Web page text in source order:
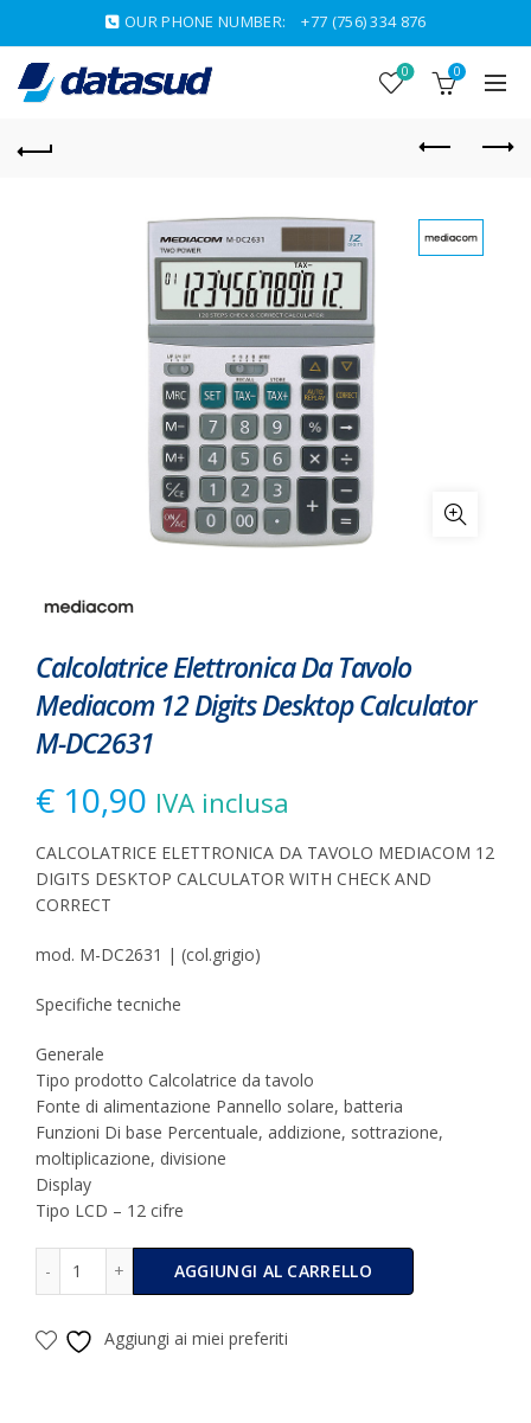
OUR PHONE NUMBER: +77 (756) 334 876
0 0
Calcolatrice Elettronica Da Tavolo
Mediacom 12 Digits Desktop Calculator
M-DC2631
€ 10,90 IVA inclusa
CALCOLATRICE ELETTRONICA DA TAVOLO MEDIACOM 12
DIGITS DESKTOP CALCULATOR WITH CHECK AND
CORRECT
mod. M-DC2631 | (col.grigio)
Specifiche tecniche
Generale
Tipo prodotto Calcolatrice da tavolo
Fonte di alimentazione Pannello solare, batteria
Funzioni Di base Percentuale, addizione, sottrazione,
moltiplicazione, divisione
Display
Tipo LCD – 12 cifre
Calcolatrice Elettronica Da Tavolo Mediacom 12 Digits
AGGIUNGI AL CARRELLO
Alternative:
Aggiungi ai miei preferiti